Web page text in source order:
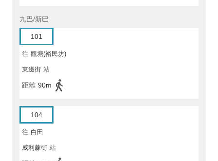
九巴/新巴
101
往 觀塘(裕民坊)
東邊街 站
距離 90m
104
往 白田
威利蔴街 站